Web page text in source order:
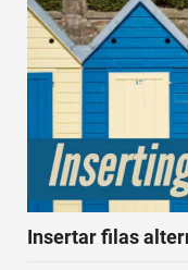
Insertar filas